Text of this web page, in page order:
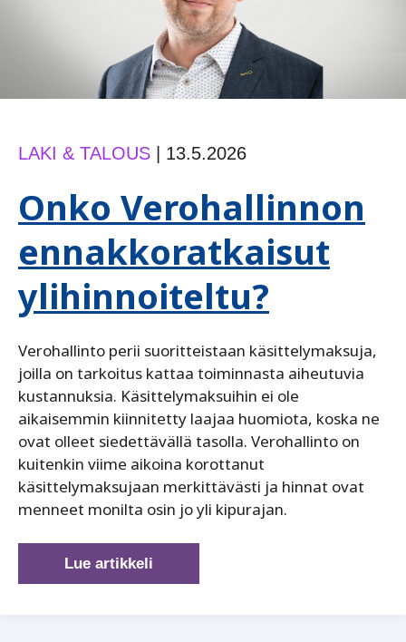
LAKI & TALOUS 13.5.2026
Onko Verohallinnon
ennakkoratkaisut
ylihinnoiteltu?
Verohallinto perii suoritteistaan käsittelymaksuja,
joilla on tarkoitus kattaa toiminnasta aiheutuvia
kustannuksia. Käsittelymaksuihin ei ole
aikaisemmin kiinnitetty laajaa huomiota, koska ne
ovat olleet siedettävällä tasolla. Verohallinto on
kuitenkin viime aikoina korottanut
käsittelymaksujaan merkittävästi ja hinnat ovat
menneet monilta osin jo yli kipurajan.
Onko
Verohallinnon
Lue artikkeli